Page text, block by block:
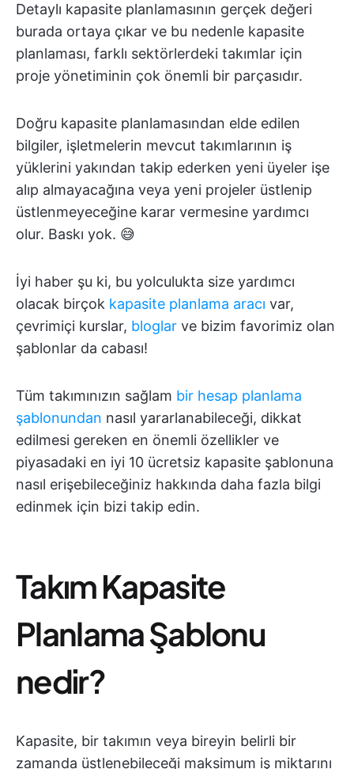
Detaylı kapasite planlamasının gerçek değeri
burada ortaya çıkar ve bu nedenle kapasite
planlaması, farklı sektörlerdeki takımlar için
proje yönetiminin çok önemli bir parçasıdır.
Doğru kapasite planlamasından elde edilen
bilgiler, işletmelerin mevcut takımlarının iş
yüklerini yakından takip ederken yeni üyeler işe
alıp almayacağına veya yeni projeler üstlenip
üstlenmeyeceğine karar vermesine yardımcı
olur. Baskı yok. 😅
İyi haber şu ki, bu yolculukta size yardımcı
olacak birçok kapasite planlama aracı var,
çevrimiçi kurslar, bloglar ve bizim favorimiz olan
şablonlar da cabası!
Tüm takımınızın sağlam bir hesap planlama
şablonundan nasıl yararlanabileceği, dikkat
edilmesi gereken en önemli özellikler ve
piyasadaki en iyi 10 ücretsiz kapasite şablonuna
nasıl erişebileceğiniz hakkında daha fazla bilgi
edinmek için bizi takip edin.
Takım Kapasite
Planlama Şablonu
nedir?
Kapasite, bir takımın veya bireyin belirli bir
zamanda üstlenebileceği maksimum iş miktarını